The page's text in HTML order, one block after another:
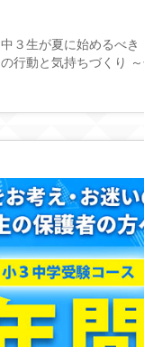
中３生が夏に始めるべき
の行動と気持ちづくり